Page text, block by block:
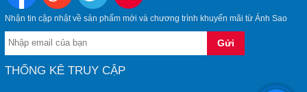
Nhận tin cập nhật về sản phẩm mới và chương trình khuyến mãi từ Ánh Sao
THỐNG KÊ TRUY CẬP